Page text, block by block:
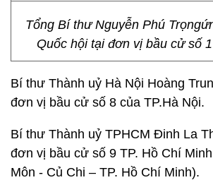
Tổng Bí thư Nguyễn Phú
Quốc hội tại đơn vị bầu cử số
Bí thư Thành uỷ Hà Nội Hoàng
đơn vị bầu cử số 8 của TP.Hà Nội.
Bí thư Thành uỷ TPHCM Đinh La
đơn vị bầu cử số 9 TP. Hồ Chí
Môn - Củ Chi – TP. Hồ Chí Minh).